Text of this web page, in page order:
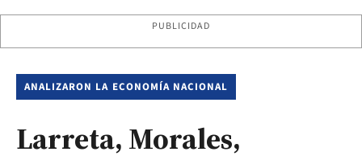
PUBLICIDAD
ANALIZARON LA ECONOMÍA NACIONAL
Larreta, Morales,